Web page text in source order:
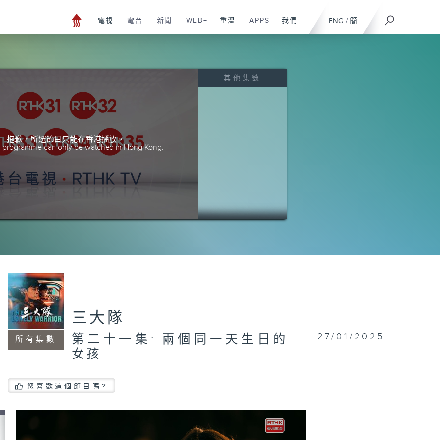
ENG / 簡
電視 電台 新聞 WEB+ 重溫 APPS 我們
抱歉，所選節目只能在香港播放。
programme can only be watched in Hong Kong.
其他集數
所有集數
三大隊
第二十一集: 兩個同一天生日的
女孩
27/01/2025
您喜歡這個節目嗎?